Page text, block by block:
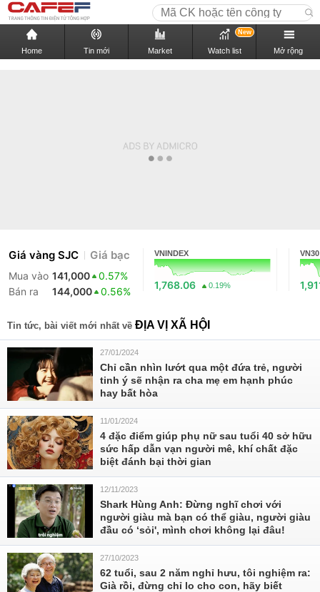
Home Tin mới Market Watch list
New
Mở rộng
Giá vàng SJC Giá bạc
Mua vào 141,000
0.57%
Bán ra
144,000 0.56%
VNINDEX
1,768.06 0.19%
VN30
Tin tức, bài viết mới nhất về ĐỊA VỊ XÃ HỘI
27/01/2024
Chỉ cần nhìn lướt qua một đứa trẻ, người
tinh ý sẽ nhận ra cha mẹ em hạnh phúc
hay bất hòa
11/01/2024
4 đặc điểm giúp phụ nữ sau tuổi 40 sở hữu
sức hấp dẫn vạn người mê, khí chất đặc
biệt đánh bại thời gian
12/11/2023
Shark Hùng Anh: Đừng nghĩ chơi với
người giàu mà bạn có thể giàu, người giàu
đầu có ‘sỏi', mình chơi không lại đâu!
27/10/2023
62 tuổi, sau 2 năm nghỉ hưu, tôi nghiệm ra:
Già rồi, đừng chỉ lo cho con, hãy biết